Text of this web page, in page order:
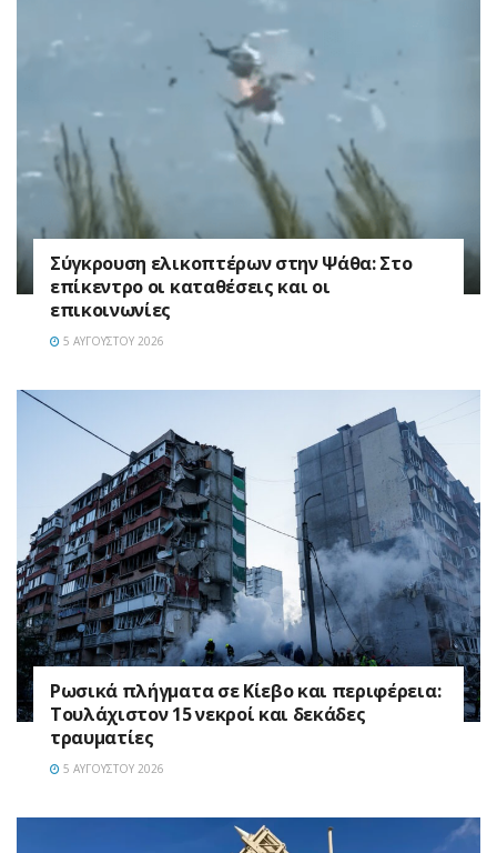
Σύγκρουση ελικοπτέρων στην Ψάθα: Στο
επίκεντρο οι καταθέσεις και οι
επικοινωνίες
5 ΑΥΓΟΎΣΤΟΥ 2026
Ρωσικά πλήγματα σε Κίεβο και περιφέρεια:
Τουλάχιστον 15 νεκροί και δεκάδες
τραυματίες
5 ΑΥΓΟΎΣΤΟΥ 2026